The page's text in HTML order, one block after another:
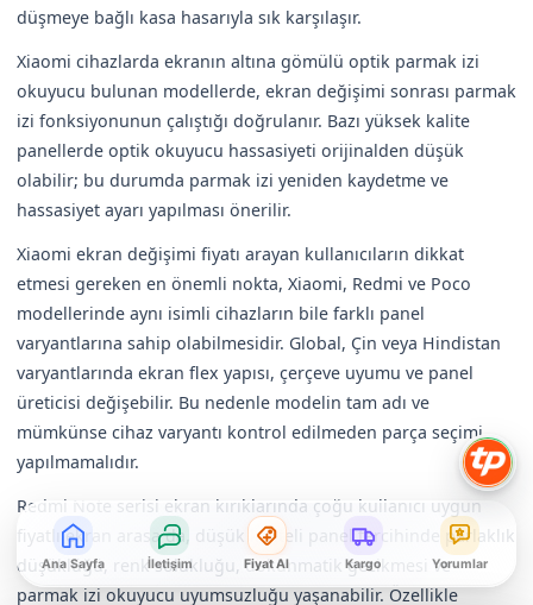
düşmeye bağlı kasa hasarıyla sık karşılaşır.
Xiaomi cihazlarda ekranın altına gömülü optik parmak izi
okuyucu bulunan modellerde, ekran değişimi sonrası parmak
izi fonksiyonunun çalıştığı doğrulanır. Bazı yüksek kalite
panellerde optik okuyucu hassasiyeti orijinalden düşük
olabilir; bu durumda parmak izi yeniden kaydetme ve
hassasiyet ayarı yapılması önerilir.
Xiaomi ekran değişimi fiyatı arayan kullanıcıların dikkat
etmesi gereken en önemli nokta, Xiaomi, Redmi ve Poco
modellerinde aynı isimli cihazların bile farklı panel
varyantlarına sahip olabilmesidir. Global, Çin veya Hindistan
varyantlarında ekran flex yapısı, çerçeve uyumu ve panel
üreticisi değişebilir. Bu nedenle modelin tam adı ve
mümkünse cihaz varyantı kontrol edilmeden parça seçimi
yapılmamalıdır.
Redmi Note serisi ekran kırıklarında çoğu kullanıcı uygun
fiyatlı ekran arasa da, düşük kaliteli panel tercihinde parlaklık
düşüklüğü, renk solukluğu, dokunmatik gecikmesi ve
parmak izi okuyucu uyumsuzluğu yaşanabilir. Özellikle
Ana Sayfa İletişim Fiyat Al Kargo Yorumlar